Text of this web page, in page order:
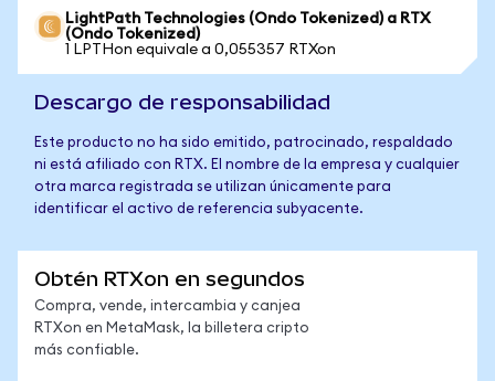
LightPath Technologies (Ondo Tokenized) a RTX
(Ondo Tokenized)
1 LPTHon equivale a 0,055357 RTXon
Descargo de responsabilidad
Este producto no ha sido emitido, patrocinado, respaldado
ni está afiliado con RTX. El nombre de la empresa y cualquier
otra marca registrada se utilizan únicamente para
identificar el activo de referencia subyacente.
Obtén RTXon en segundos
Compra, vende, intercambia y canjea
RTXon en MetaMask, la billetera cripto
más confiable.